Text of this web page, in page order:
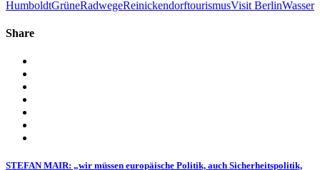
HumboldtGrüneRadwegeReinickendorftourismusVisit BerlinWasser
Share
STEFAN MAIR: „wir müssen europäische Politik, auch Sicherheitspolitik,